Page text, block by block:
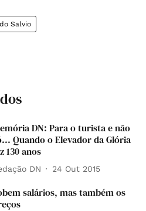
Salvio
DN: Para o turista e não
Quando o Elevador da Glória
130 anos
DN 24 Out 2015
salários, mas também os